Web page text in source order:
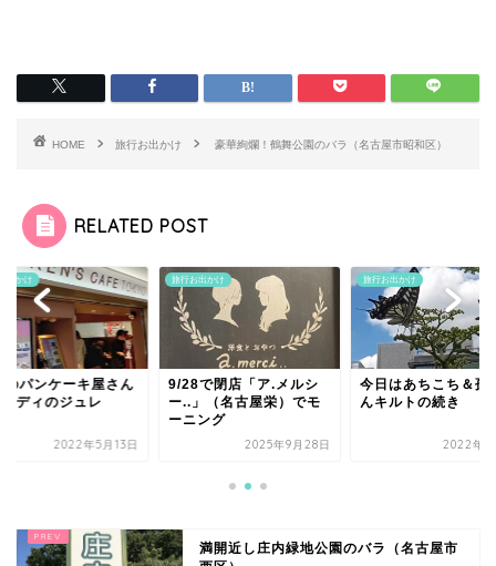
HOME 旅行お出かけ 豪華絢爛！鶴舞公園のバラ（名古屋市昭和区）
RELATED POST
出かけ
で閉店「ア.メルシ
（名古屋栄）でモ
2025年9月28日
旅行お出かけ
今日はあちこち＆孫ちゃ
んキルトの続き
2022年9月8日
旅行お出かけ
極狭のパンケーキ屋
&カルディのジュレ
2022年5
満開近し庄内緑地公園のバラ（名古屋市